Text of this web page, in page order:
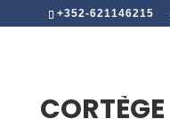
+352-621146215